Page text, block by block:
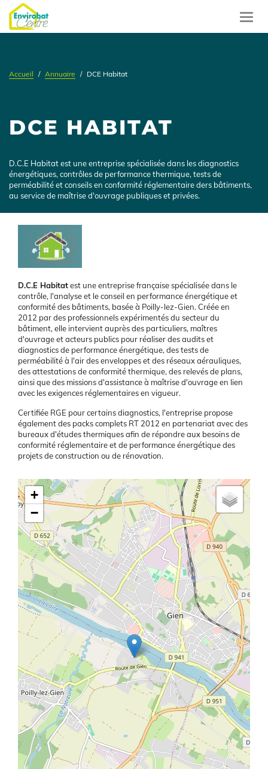
Aller
au
contenu
Accueil Annuaire DCE Habitat
DCE HABITAT
Présentation
D.C.E Habitat est une entreprise spécialisée dans les diagnostics
énergétiques, contrôles de performance thermique, tests de
perméabilité et conseils en conformité réglementaire ders bâtiments,
au service de maîtrise d'ouvrage publiques et privées.
Présentation
D.C.E Habitatest une entreprise française spécialisée dans le
contrôle, l'analyse et le conseil en performance énergétique et
conformité des bâtiments, basée à Poilly-lez-Gien. Créée en
2012 par des professionnels expérimentés du secteur du
bâtiment, elle intervient auprès des particuliers, maîtres
d'ouvrage et acteurs publics pour réaliser des audits et
diagnostics de performance énergétique, des tests de
perméabilité à l'air des enveloppes et des réseaux aérauliques,
des attestations de conformité thermique, des relevés de plans,
ainsi que des missions d'assistance à maîtrise d'ouvrage en lien
avec les exigences réglementaires en vigueur.
Certifiée RGE pour certains diagnostics, l'entreprise propose
également des packs complets RT 2012 en partenariat avec des
bureaux d'études thermiques afin de répondre aux besoins de
conformité réglementaire et de performance énergétique des
projets de construction ou de rénovation.
Latitude/Longitude
+
−